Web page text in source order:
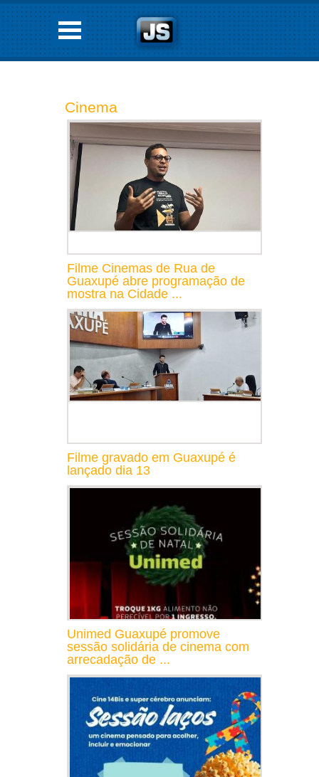
Cinema
Filme Cinemas de Rua de
Guaxupé abre programação de
mostra na Cidade ...
Filme gravado em Guaxupé é
lançado dia 13
Unimed Guaxupé promove
sessão solidária de cinema com
arrecadação de ...